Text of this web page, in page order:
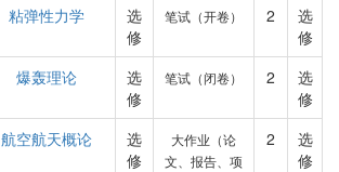
粘弹性力学
选
修
笔试（开卷） 2
选
修
爆轰理论
选
修
笔试（闭卷） 2
选
修
航空航天概论
选
修
大作业（论
文、报告、项
2
选
修